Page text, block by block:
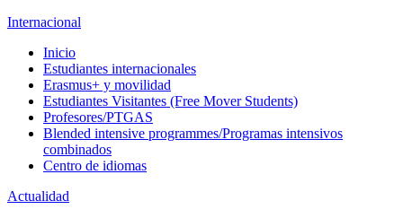
Internacional
Inicio
Estudiantes internacionales
Erasmus+ y movilidad
Estudiantes Visitantes (Free Mover Students)
Profesores/PTGAS
Blended intensive programmes/Programas intensivos
combinados
Centro de idiomas
Actualidad